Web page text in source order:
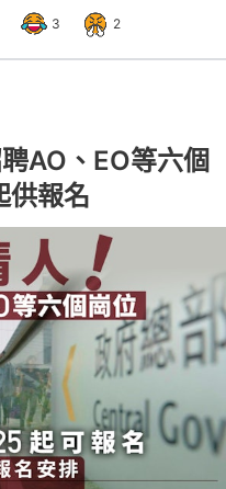
3 2
AO、EO等六個
報名